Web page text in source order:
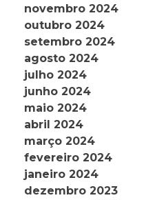
novembro 2024
outubro 2024
setembro 2024
agosto 2024
julho 2024
junho 2024
maio 2024
abril 2024
março 2024
fevereiro 2024
janeiro 2024
dezembro 2023